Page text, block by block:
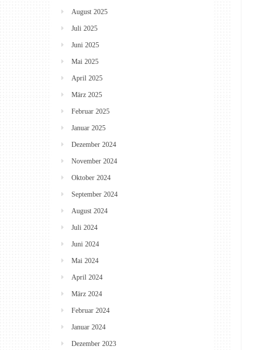
August 2025
Juli 2025
Juni 2025
Mai 2025
April 2025
März 2025
Februar 2025
Januar 2025
Dezember 2024
November 2024
Oktober 2024
September 2024
August 2024
Juli 2024
Juni 2024
Mai 2024
April 2024
März 2024
Februar 2024
Januar 2024
Dezember 2023